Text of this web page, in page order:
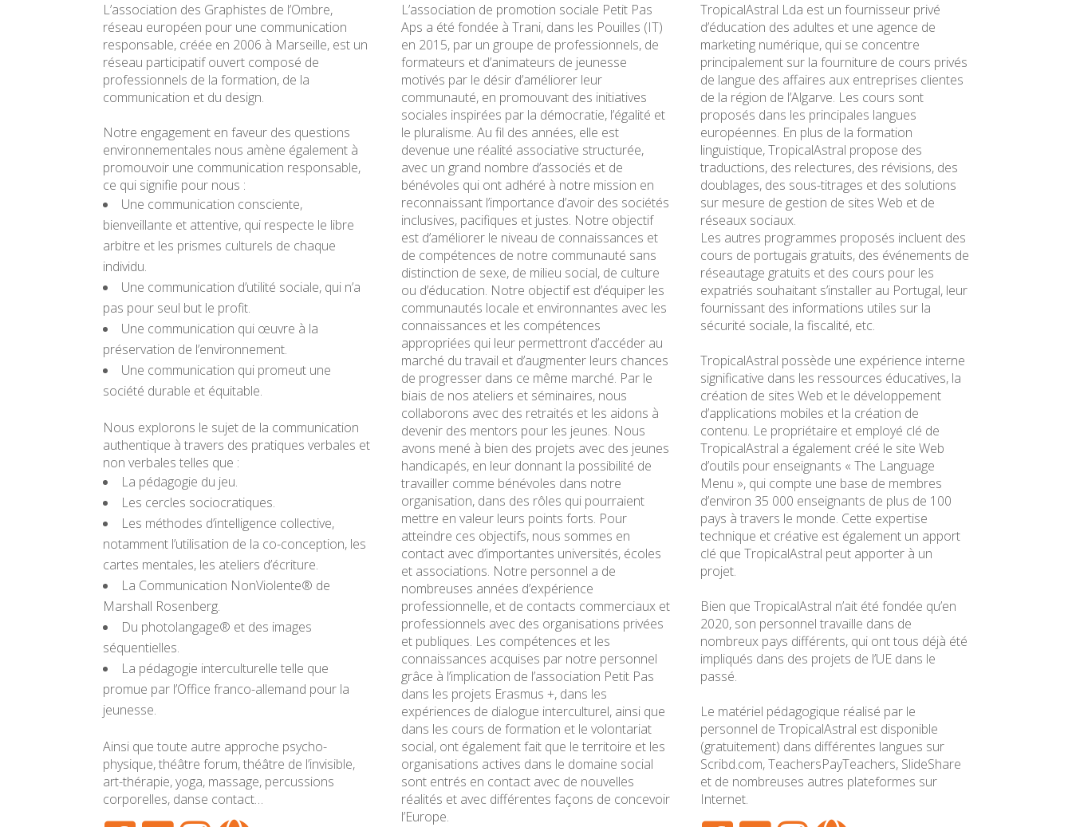
L’association des Graphistes de l’Ombre,
réseau européen pour une communication
responsable, créée en 2006 à Marseille, est un
réseau participatif ouvert composé de
professionnels de la formation, de la
communication et du design.
Notre engagement en faveur des questions
environnementales nous amène également à
promouvoir une communication responsable,
ce qui signifie pour nous :
Une communication consciente,
bienveillante et attentive, qui respecte le libre
arbitre et les prismes culturels de chaque
individu.
Une communication d’utilité sociale, qui n’a
pas pour seul but le profit.
Une communication qui œuvre à la
préservation de l’environnement.
Une communication qui promeut une
société durable et équitable.
Nous explorons le sujet de la communication
authentique à travers des pratiques verbales et
non verbales telles que :
La pédagogie du jeu.
Les cercles sociocratiques.
Les méthodes d’intelligence collective,
notamment l’utilisation de la co-conception, les
cartes mentales, les ateliers d’écriture.
La Communication NonViolente® de
Marshall Rosenberg.
Du photolangage® et des images
séquentielles.
La pédagogie interculturelle telle que
promue par l’Office franco-allemand pour la
jeunesse.
Ainsi que toute autre approche psycho-
physique, théâtre forum, théâtre de l’invisible,
art-thérapie, yoga, massage, percussions
corporelles, danse contact…
L’association de promotion sociale Petit Pas
Aps a été fondée à Trani, dans les Pouilles (IT)
en 2015, par un groupe de professionnels, de
formateurs et d’animateurs de jeunesse
motivés par le désir d’améliorer leur
communauté, en promouvant des initiatives
sociales inspirées par la démocratie, l’égalité et
le pluralisme. Au fil des années, elle est
devenue une réalité associative structurée,
avec un grand nombre d’associés et de
bénévoles qui ont adhéré à notre mission en
reconnaissant l’importance d’avoir des sociétés
inclusives, pacifiques et justes. Notre objectif
est d’améliorer le niveau de connaissances et
de compétences de notre communauté sans
distinction de sexe, de milieu social, de culture
ou d’éducation. Notre objectif est d’équiper les
communautés locale et environnantes avec les
connaissances et les compétences
appropriées qui leur permettront d’accéder au
marché du travail et d’augmenter leurs chances
de progresser dans ce même marché. Par le
biais de nos ateliers et séminaires, nous
collaborons avec des retraités et les aidons à
devenir des mentors pour les jeunes. Nous
avons mené à bien des projets avec des jeunes
handicapés, en leur donnant la possibilité de
travailler comme bénévoles dans notre
organisation, dans des rôles qui pourraient
mettre en valeur leurs points forts. Pour
atteindre ces objectifs, nous sommes en
contact avec d’importantes universités, écoles
et associations. Notre personnel a de
nombreuses années d’expérience
professionnelle, et de contacts commerciaux et
professionnels avec des organisations privées
et publiques. Les compétences et les
connaissances acquises par notre personnel
grâce à l’implication de l’association Petit Pas
dans les projets Erasmus +, dans les
expériences de dialogue interculturel, ainsi que
dans les cours de formation et le volontariat
social, ont également fait que le territoire et les
organisations actives dans le domaine social
sont entrés en contact avec de nouvelles
réalités et avec différentes façons de concevoir
l’Europe.
TropicalAstral Lda est un fournisseur privé
d’éducation des adultes et une agence de
marketing numérique, qui se concentre
principalement sur la fourniture de cours privés
de langue des affaires aux entreprises clientes
de la région de l’Algarve. Les cours sont
proposés dans les principales langues
européennes. En plus de la formation
linguistique, TropicalAstral propose des
traductions, des relectures, des révisions, des
doublages, des sous-titrages et des solutions
sur mesure de gestion de sites Web et de
réseaux sociaux.
Les autres programmes proposés incluent des
cours de portugais gratuits, des événements de
réseautage gratuits et des cours pour les
expatriés souhaitant s’installer au Portugal, leur
fournissant des informations utiles sur la
sécurité sociale, la fiscalité, etc.
TropicalAstral possède une expérience interne
significative dans les ressources éducatives, la
création de sites Web et le développement
d’applications mobiles et la création de
contenu. Le propriétaire et employé clé de
TropicalAstral a également créé le site Web
d’outils pour enseignants « The Language
Menu », qui compte une base de membres
d’environ 35 000 enseignants de plus de 100
pays à travers le monde. Cette expertise
technique et créative est également un apport
clé que TropicalAstral peut apporter à un
projet.
Bien que TropicalAstral n’ait été fondée qu’en
2020, son personnel travaille dans de
nombreux pays différents, qui ont tous déjà été
impliqués dans des projets de l’UE dans le
passé.
Le matériel pédagogique réalisé par le
personnel de TropicalAstral est disponible
(gratuitement) dans différentes langues sur
Scribd.com, TeachersPayTeachers, SlideShare
et de nombreuses autres plateformes sur
Internet.